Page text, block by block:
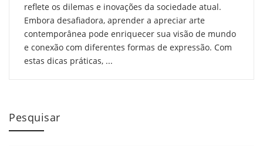
reflete os dilemas e inovações da sociedade atual.
Embora desafiadora, aprender a apreciar arte
contemporânea pode enriquecer sua visão de mundo
e conexão com diferentes formas de expressão. Com
estas dicas práticas, ...
Pesquisar